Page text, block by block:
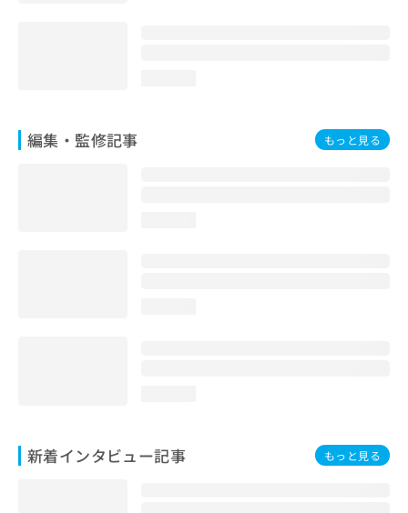
編集・監修記事 もっと見る
新着インタビュー記事 もっと見る